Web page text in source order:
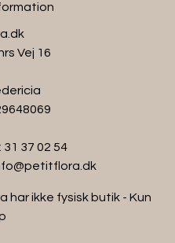
Vej 16
31 37 02 54
har ikke fysisk butik - Kun